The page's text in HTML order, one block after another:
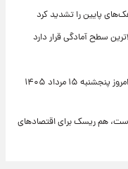
پایین را تشدید کرد
سطح آمادگی قرار دارد
تغییر تند قیمت محصولات ایران‌خودرو و سایپا امروز پنجشنبه ۱۵ مرداد ۱۴۰۵
هم ریسک برای اقتصادهای